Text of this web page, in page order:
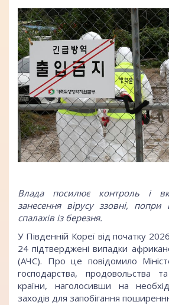
Влада посилює контроль і
занесення вірусу ззовні, попри
спалахів із березня.
У Південній Кореї від початку
24 підтверджені випадки
(АЧС). Про це повідомило
господарства, продовольства
країни, наголосивши на
заходів для запобігання